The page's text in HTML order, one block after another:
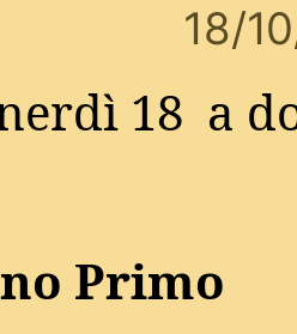
18/
18 a
Primo